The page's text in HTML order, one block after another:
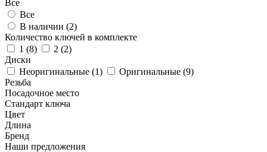
Все
Все
В наличии (2)
Количество ключей в комплекте
1 (8) 2 (2)
Диски
Неоригинальные (1) Оригинальные (9)
Резьба
Посадочное место
Стандарт ключа
Цвет
Длина
Бренд
Наши предложения